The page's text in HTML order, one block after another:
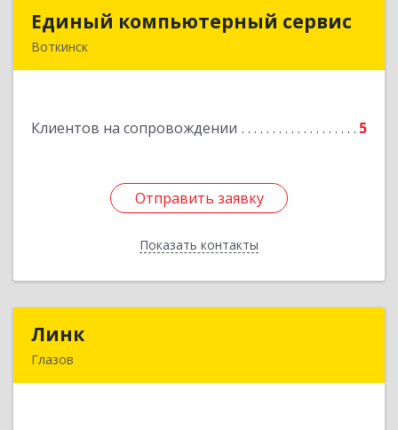
Единый компьютерный сервис
Воткинск
Клиентов на сопровождении 5
Отправить заявку
Показать контакты
Единый компьютерный сервис
Отправить заявку
Назад
Линк
Глазов